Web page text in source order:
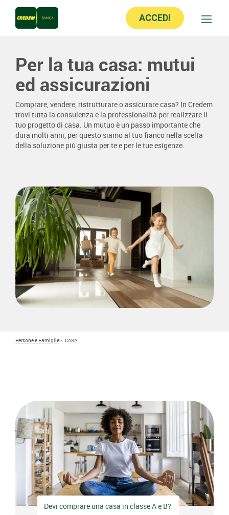
ACCEDI
Per la tua casa: mutui
ed assicurazioni
Comprare, vendere, ristrutturare o assicurare casa? In Credem
trovi tutta la consulenza e la professionalità per realizzare il
tuo progetto di casa. Un mutuo è un passo importante che
dura molti anni, per questo siamo al tuo fianco nella scelta
della soluzione più giusta per te e per le tue esigenze.
Persone e Famiglie CASA
Devi comprare una casa in classe A e B?